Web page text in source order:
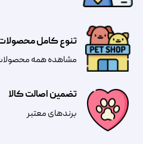
تضمین اصالت کالا
​​برندهای معتبر​​​​​​​
تنوع کامل
مشاهده همه